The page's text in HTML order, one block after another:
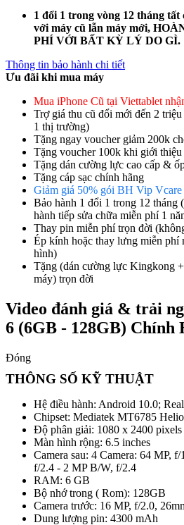
1 đổi 1 trong vòng 12 tháng tất
với máy cũ lẫn máy mới,
PHÍ VỚI BẤT KỲ LÝ DO GÌ.
Thông tin bảo hành chi tiết
Ưu đãi khi mua máy
Mua iPhone Cũ tại Viettablet
Trợ giá thu cũ đổi mới đến 2
1 thị trường)
Tặng ngay voucher giảm 200k
Tặng voucher 100k khi giới thiệu
Tặng dán cường lực cao cấp &
Tặng cáp sạc chính hãng
Giảm giá 50% gói BH Vip
Bảo hành 1 đổi 1 trong 12 tháng
hành tiếp sửa chữa miễn phí 1
Thay pin miễn phí trọn đời
Ép kính hoặc thay lưng miễn phí
hình)
Tặng (dán cường lực Kingkong
máy) trọn đời
Video đánh giá & trải
6 (6GB - 128GB) Chính
Đóng
THÔNG SỐ KỸ THUẬT
Hệ điều hành: Android 10.0;
Chipset: Mediatek MT6785
Độ phân giải: 1080 x 2400 pixels
Màn hình rộng: 6.5 inches
Camera sau: 4 Camera: 64 MP,
f/2.4 - 2 MP B/W, f/2.4
RAM: 6 GB
Bộ nhớ trong ( Rom): 128GB
Camera trước: 16 MP, f/2.0,
Dung lượng pin: 4300 mAh